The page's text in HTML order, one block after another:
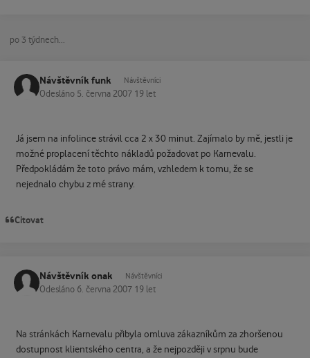
po 3 týdnech...
Návštěvník funk Návštěvníci
Odesláno 5. června 2007 19 let
Já jsem na infolince strávil cca 2 x 30 minut. Zajímalo by mě, jestli je
možné proplacení těchto nákladů požadovat po Karnevalu.
Předpokládám že toto právo mám, vzhledem k tomu, že se
nejednalo chybu z mé strany.
Citovat
Návštěvník onak Návštěvníci
Odesláno 6. června 2007 19 let
Na stránkách Karnevalu přibyla omluva zákazníkům za zhoršenou
dostupnost klientského centra, a že nejpozději v srpnu bude